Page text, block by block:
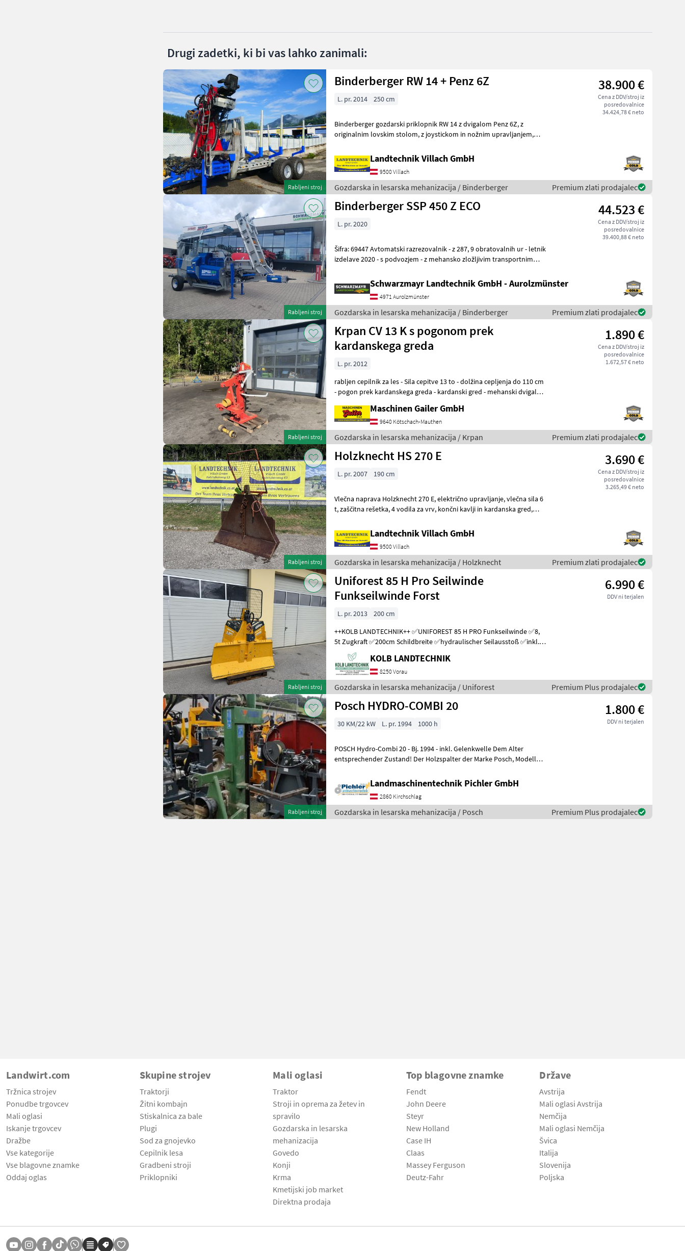
Drugi zadetki, ki bi vas lahko zanimali:
Rabljeni stroj
Binderberger RW 14 + Penz 6Z 38.900 €
Cena z DDV/stroj iz
posredovalnice
34.424,78 € neto
L. pr. 2014 250 cm
Binderberger gozdarski priklopnik RW 14 z dvigalom Penz 6Z, z
originalnim lovskim stolom, z joystickom in nožnim upravljanjem,
Landtechnik Villach GmbH
9500 Villach
Gozdarska in lesarska mehanizacija / Binderberger Premium zlati prodajalec
Rabljeni stroj
Binderberger SSP 450 Z ECO 44.523 €
Cena z DDV/stroj iz
posredovalnice
39.400,88 € neto
L. pr. 2020
Šifra: 69447 Avtomatski razrezovalnik - z 287, 9 obratovalnih ur - letnik
izdelave 2020 - s podvozjem - z mehansko zložljivim transportnim
Schwarzmayr Landtechnik GmbH - Aurolzmünster
4971 Aurolzmünster
Gozdarska in lesarska mehanizacija / Binderberger Premium zlati prodajalec
Rabljeni stroj
Krpan CV 13 K s pogonom prek
kardanskega greda
1.890 €
Cena z DDV/stroj iz
posredovalnice
1.672,57 € neto
L. pr. 2012
rabljen cepilnik za les - Sila cepitve 13 to - dolžina cepljenja do 110 cm
- pogon prek kardanskega greda - kardanski gred - mehanski dvigalo
Maschinen Gailer GmbH
9640 Kötschach-Mauthen
Gozdarska in lesarska mehanizacija / Krpan Premium zlati prodajalec
Rabljeni stroj
Holzknecht HS 270 E 3.690 €
Cena z DDV/stroj iz
posredovalnice
3.265,49 € neto
L. pr. 2007 190 cm
Vlečna naprava Holzknecht 270 E, električno upravljanje, vlečna sila 6
t, zaščitna rešetka, 4 vodila za vrv, končni kavlji in kardanska gred,
Landtechnik Villach GmbH
9500 Villach
Gozdarska in lesarska mehanizacija / Holzknecht Premium zlati prodajalec
Rabljeni stroj
Uniforest 85 H Pro Seilwinde
Funkseilwinde Forst
6.990 €
DDV ni terjalen
L. pr. 2013
200 cm
++KOLB LANDTECHNIK++ ✅UNIFOREST 85 H PRO Funkseilwinde ✅8,
5t Zugkraft ✅200cm Schildbreite ✅hydraulischer Seilausstoß ✅inkl.
TERRA Profi Funk - Ziehen / Kurzl
KOLB LANDTECHNIK
8250 Vorau
Gozdarska in lesarska mehanizacija / Uniforest Premium Plus prodajalec
Rabljeni stroj
Posch HYDRO-COMBI 20 1.800 €
DDV ni terjalen
30 KM/22 kW L. pr. 1994 1000 h
POSCH Hydro-Combi 20 - Bj. 1994 - inkl. Gelenkwelle Dem Alter
entsprechender Zustand! Der Holzspalter der Marke Posch, Modell
Landmaschinentechnik Pichler GmbH
2860 Kirchschlag
Gozdarska in lesarska mehanizacija / Posch Premium Plus prodajalec
Landwirt.com
Tržnica strojev
Ponudbe trgovcev
Mali oglasi
Iskanje trgovcev
Dražbe
Vse kategorije
Vse blagovne znamke
Oddaj oglas
Skupine strojev
Traktorji
Žitni kombajn
Stiskalnica za bale
Plugi
Sod za gnojevko
Cepilnik lesa
Gradbeni stroji
Priklopniki
Mali oglasi
Traktor
Stroji in oprema za žetev in
spravilo
Gozdarska in lesarska
mehanizacija
Govedo
Konji
Krma
Kmetijski job market
Direktna prodaja
Top blagovne znamke
Fendt
John Deere
Steyr
New Holland
Case IH
Claas
Massey Ferguson
Deutz-Fahr
Države
Avstrija
Mali oglasi Avstrija
Nemčija
Mali oglasi Nemčija
Švica
Italija
Slovenija
Poljska